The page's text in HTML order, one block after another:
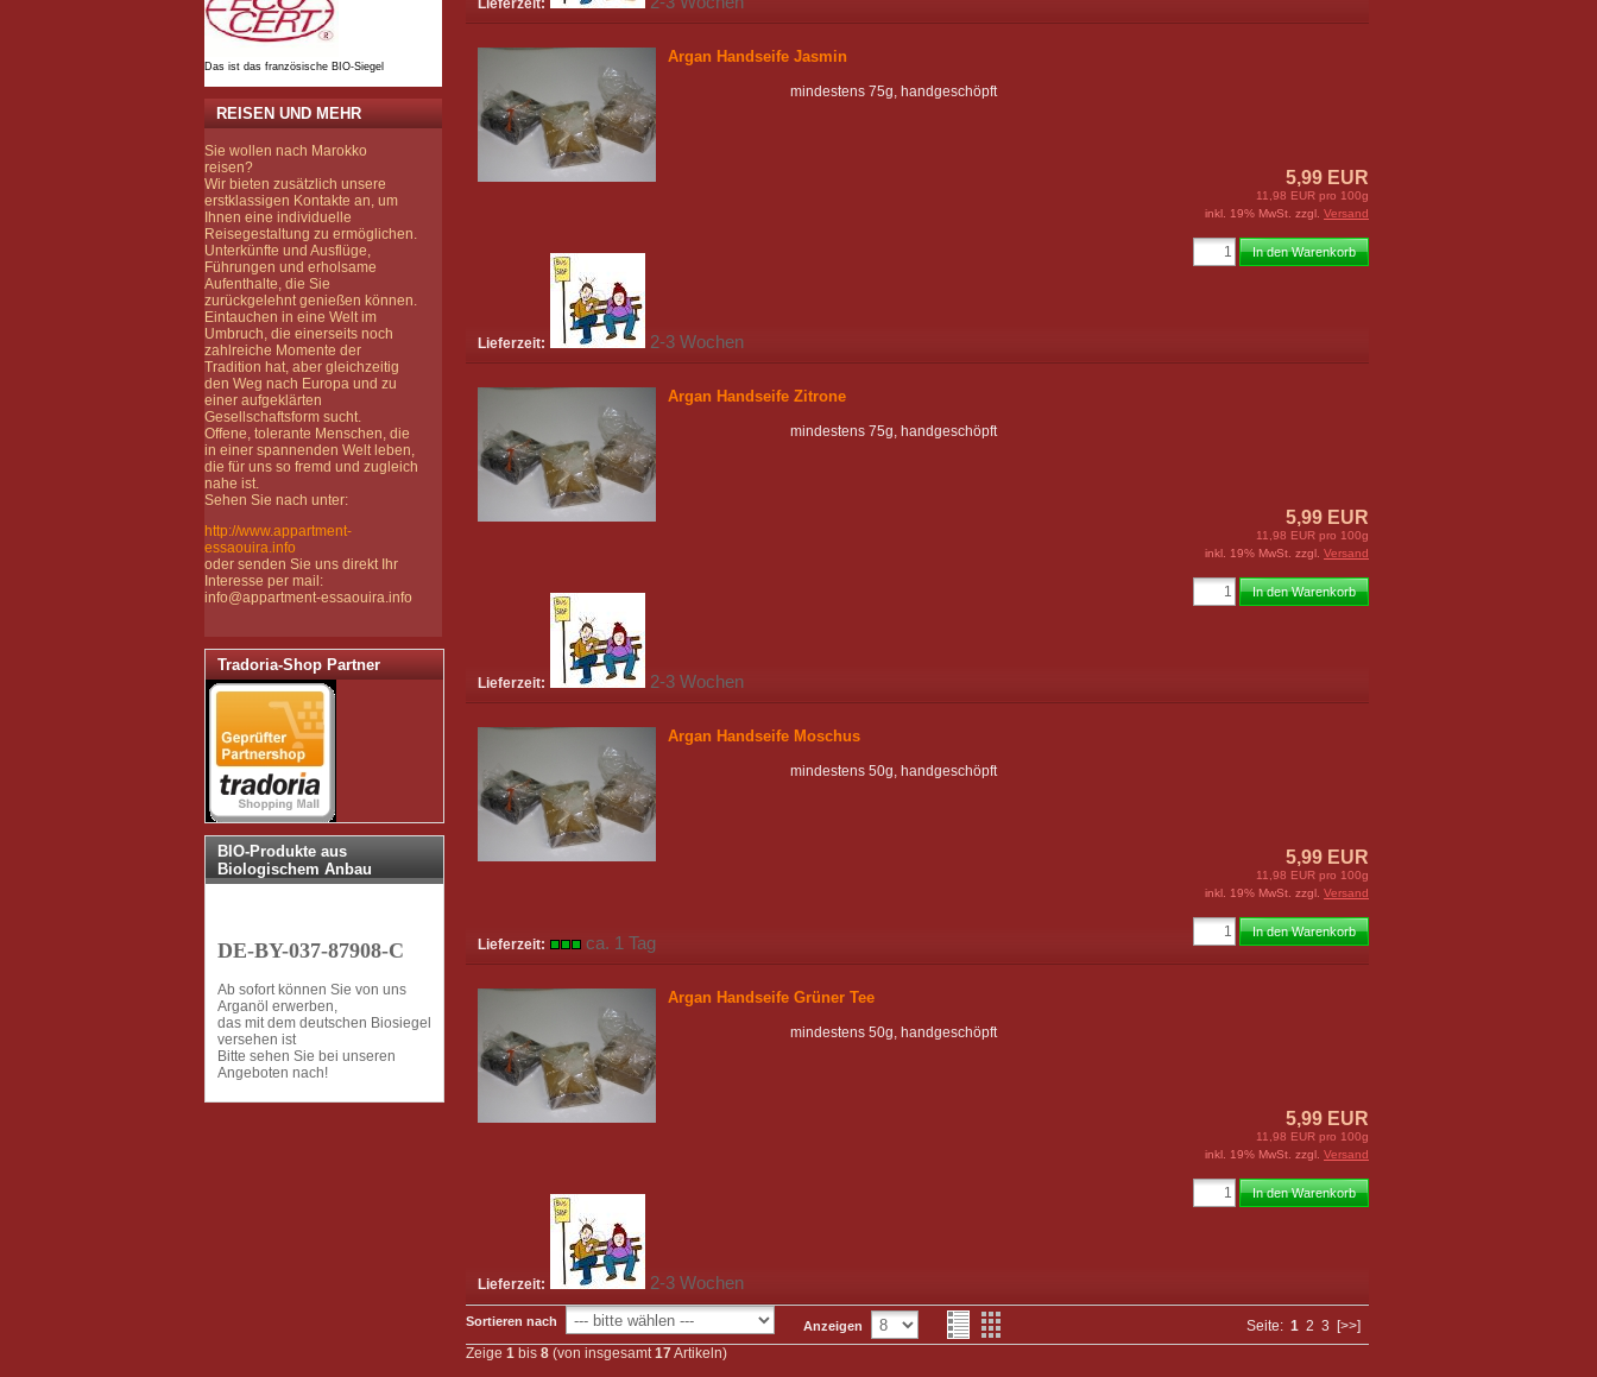
Lieferzeit:
Argan Handseife Jasmin
mindestens 75g, handgeschöpft
5,99 EUR
11,98 EUR pro 100g
inkl. 19% MwSt. zzgl. Versand
Lieferzeit: 2-3 Wochen
In den Warenkorb
Argan Handseife Zitrone
mindestens 75g, handgeschöpft
5,99 EUR
11,98 EUR pro 100g
inkl. 19% MwSt. zzgl. Versand
Lieferzeit: 2-3 Wochen
In den Warenkorb
Argan Handseife Moschus
mindestens 50g, handgeschöpft
5,99 EUR
11,98 EUR pro 100g
inkl. 19% MwSt. zzgl. Versand
Lieferzeit: ca. 1 Tag
In den Warenkorb
Argan Handseife Grüner Tee
mindestens 50g, handgeschöpft
5,99 EUR
11,98 EUR pro 100g
inkl. 19% MwSt. zzgl. Versand
Lieferzeit: 2-3 Wochen
In den Warenkorb
Sortieren nach Anzeigen Seite: 1 2 3
[>>]
Zeige 1 bis 8 (von insgesamt17Artikeln)
Das ist das französische BIO-Siegel
REISEN UND MEHR
Sie wollen nach Marokko
reisen?
Wir bieten zusätzlich unsere
erstklassigen Kontakte an, um
Ihnen eine individuelle
Reisegestaltung zu ermöglichen.
Unterkünfte und Ausflüge,
Führungen und erholsame
Aufenthalte, die Sie
zurückgelehnt genießen können.
Eintauchen in eine Welt im
Umbruch, die einerseits noch
zahlreiche Momente der
Tradition hat, aber gleichzeitig
den Weg nach Europa und zu
einer aufgeklärten
Gesellschaftsform sucht.
Offene, tolerante Menschen, die
in einer spannenden Welt leben,
die für uns so fremd und zugleich
nahe ist.
Sehen Sie nach unter:
http://www.appartment-
essaouira.info
oder senden Sie uns direkt Ihr
Interesse per mail:
info@appartment-essaouira.info
Tradoria-Shop Partner
BIO-Produkte aus
Biologischem Anbau
DE-BY-037-87908-C
Ab sofort können Sie von uns
Arganöl erwerben,
das mit dem deutschen Biosiegel
versehen ist
Bitte sehen Sie bei unseren
Angeboten nach!